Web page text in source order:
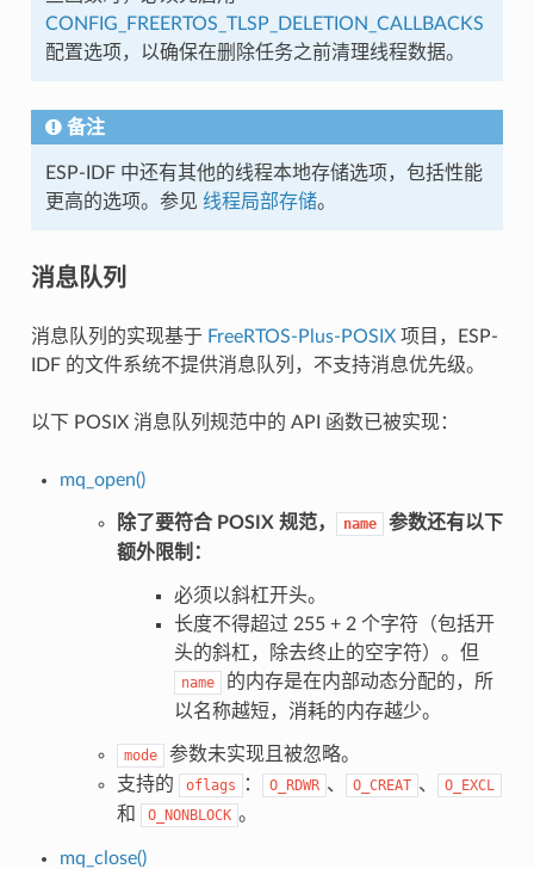
CONFIG_FREERTOS_TLSP_DELETION_CALLBACKS
配置选项，以确保在删除任务之前清理线程数据。
备注
ESP-IDF 中还有其他的线程本地存储选项，包括性能
更高的选项。参见 线程局部存储。
消息队列
消息队列的实现基于 FreeRTOS-Plus-POSIX项目，ESP-
IDF 的文件系统不提供消息队列，不支持消息优先级。
以下 POSIX 消息队列规范中的 API 函数已被实现：
mq_open()
除了要符合 POSIX 规范， name
参数还有以下
额外限制：
必须以斜杠开头。
长度不得超过 255 + 2 个字符（包括开
头的斜杠，除去终止的空字符）。但
name
的内存是在内部动态分配的，所
以名称越短，消耗的内存越少。
mode
参数未实现且被忽略。
支持的
oflags ： O_RDWR 、 O_CREAT 、 O_EXCL
和 O_NONBLOCK 。
mq_close()